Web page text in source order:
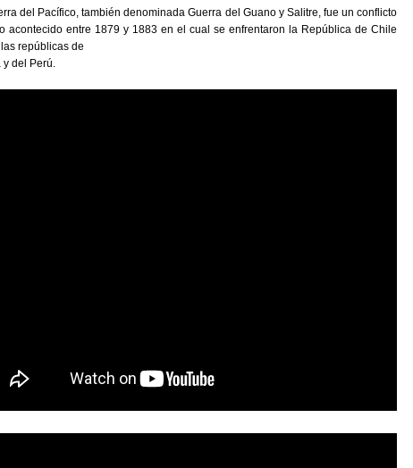
del Pacífico, también denominada Guerra del Guano y Salitre, fue un conflicto
acontecido entre 1879 y 1883 en el cual se enfrentaron la República de Chile
repúblicas de
y del Perú.